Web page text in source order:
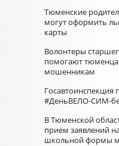
Тюменские
могут оформить
карты
Волонтеры
помогают
мошенникам
Госавтоинспекция
#ДеньВЕЛО-СИМ-
В Тюменской
приём заявлений
школьной формы